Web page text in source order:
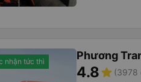
nhận tức thì Phương
4.8star (3978